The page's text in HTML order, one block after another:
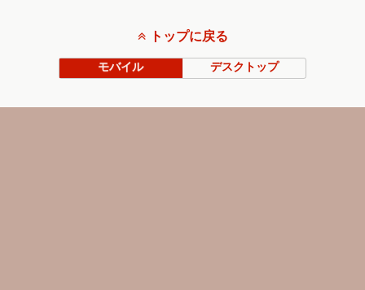
トップに戻る
モバイル デスクトップ